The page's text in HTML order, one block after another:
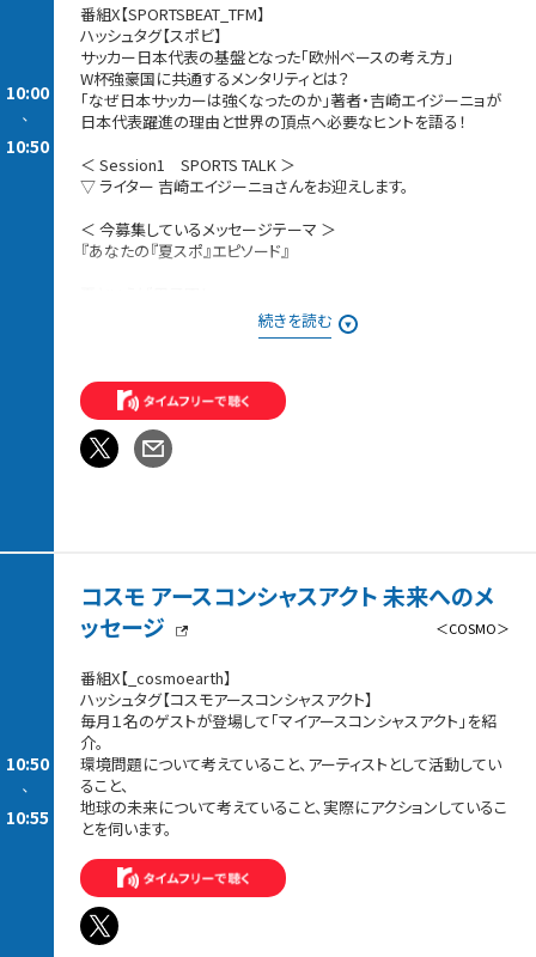
10:00
-
10:50
番組X【SPORTSBEAT_TFM】
ハッシュタグ【スポビ】
サッカー日本代表の基盤となった「欧州ベースの考え方」
W杯強豪国に共通するメンタリティとは？
「なぜ日本サッカーは強くなったのか」著者・吉崎エイジーニョが
日本代表躍進の理由と世界の頂点へ必要なヒントを語る！
＜ Session1 SPORTS TALK ＞
▽ ライター 吉崎エイジーニョさんをお迎えします。
＜ 今募集しているメッセージテーマ ＞
『あなたの『夏スポ』エピソード』
32年ぶりの日本開催、愛知・名古屋アジア大会
夏のスポーツの思い出などなど
アナタの夏スポエピソードを教えてください！
メッセージは、リクエスト曲と一緒に
番組WEBサイトのメッセージフォームから送ってください。
そして、メッセージを送ってくださった方の中から抽選で
毎週1名の方に、番組オリジナルタオルをプレゼントします！
スポーツ選手の名言をもとに名シーンをプレイバック！
今回は2002年の釜山アジア競技大会で、
体操男子個人総合の金メダルを獲得した
冨田洋之さんの名言をご紹介します。
続きを読む
10:50
-
10:55
コスモ アースコンシャスアクト 未来へのメ
ッセージ
＜COSMO＞
番組X【_cosmoearth】
ハッシュタグ【コスモアースコンシャスアクト】
毎月１名のゲストが登場して「マイアースコンシャスアクト」を紹
介。
環境問題について考えていること、アーティストとして活動してい
ること、
地球の未来について考えていること、実際にアクションしているこ
とを伺います。